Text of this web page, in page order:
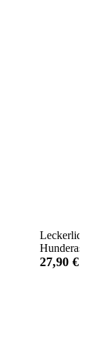
Leckerlidose
Hunderassen
27,90 €